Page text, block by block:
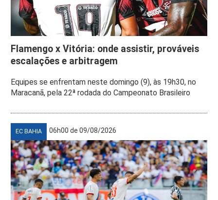
Flamengo x Vitória: onde assistir, prováveis
escalações e arbitragem
Equipes se enfrentam neste domingo (9), às 19h30, no
Maracanã, pela 22ª rodada do Campeonato Brasileiro
EC BAHIA 06h00 de 09/08/2026